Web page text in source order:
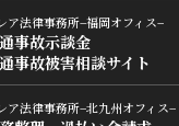
ア法律事務所−福岡オフィス−
事故示談金
事故被害相談サイト
ア法律事務所−北九州オフィス−